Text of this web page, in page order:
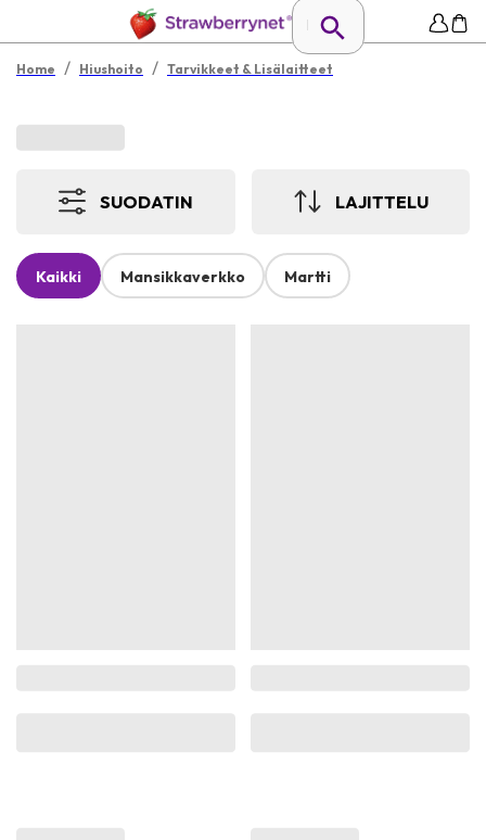
Home / Hiushoito / Tarvikkeet & Lisälaitteet
SUODATIN LAJITTELU
Kaikki Mansikkaverkko Martti